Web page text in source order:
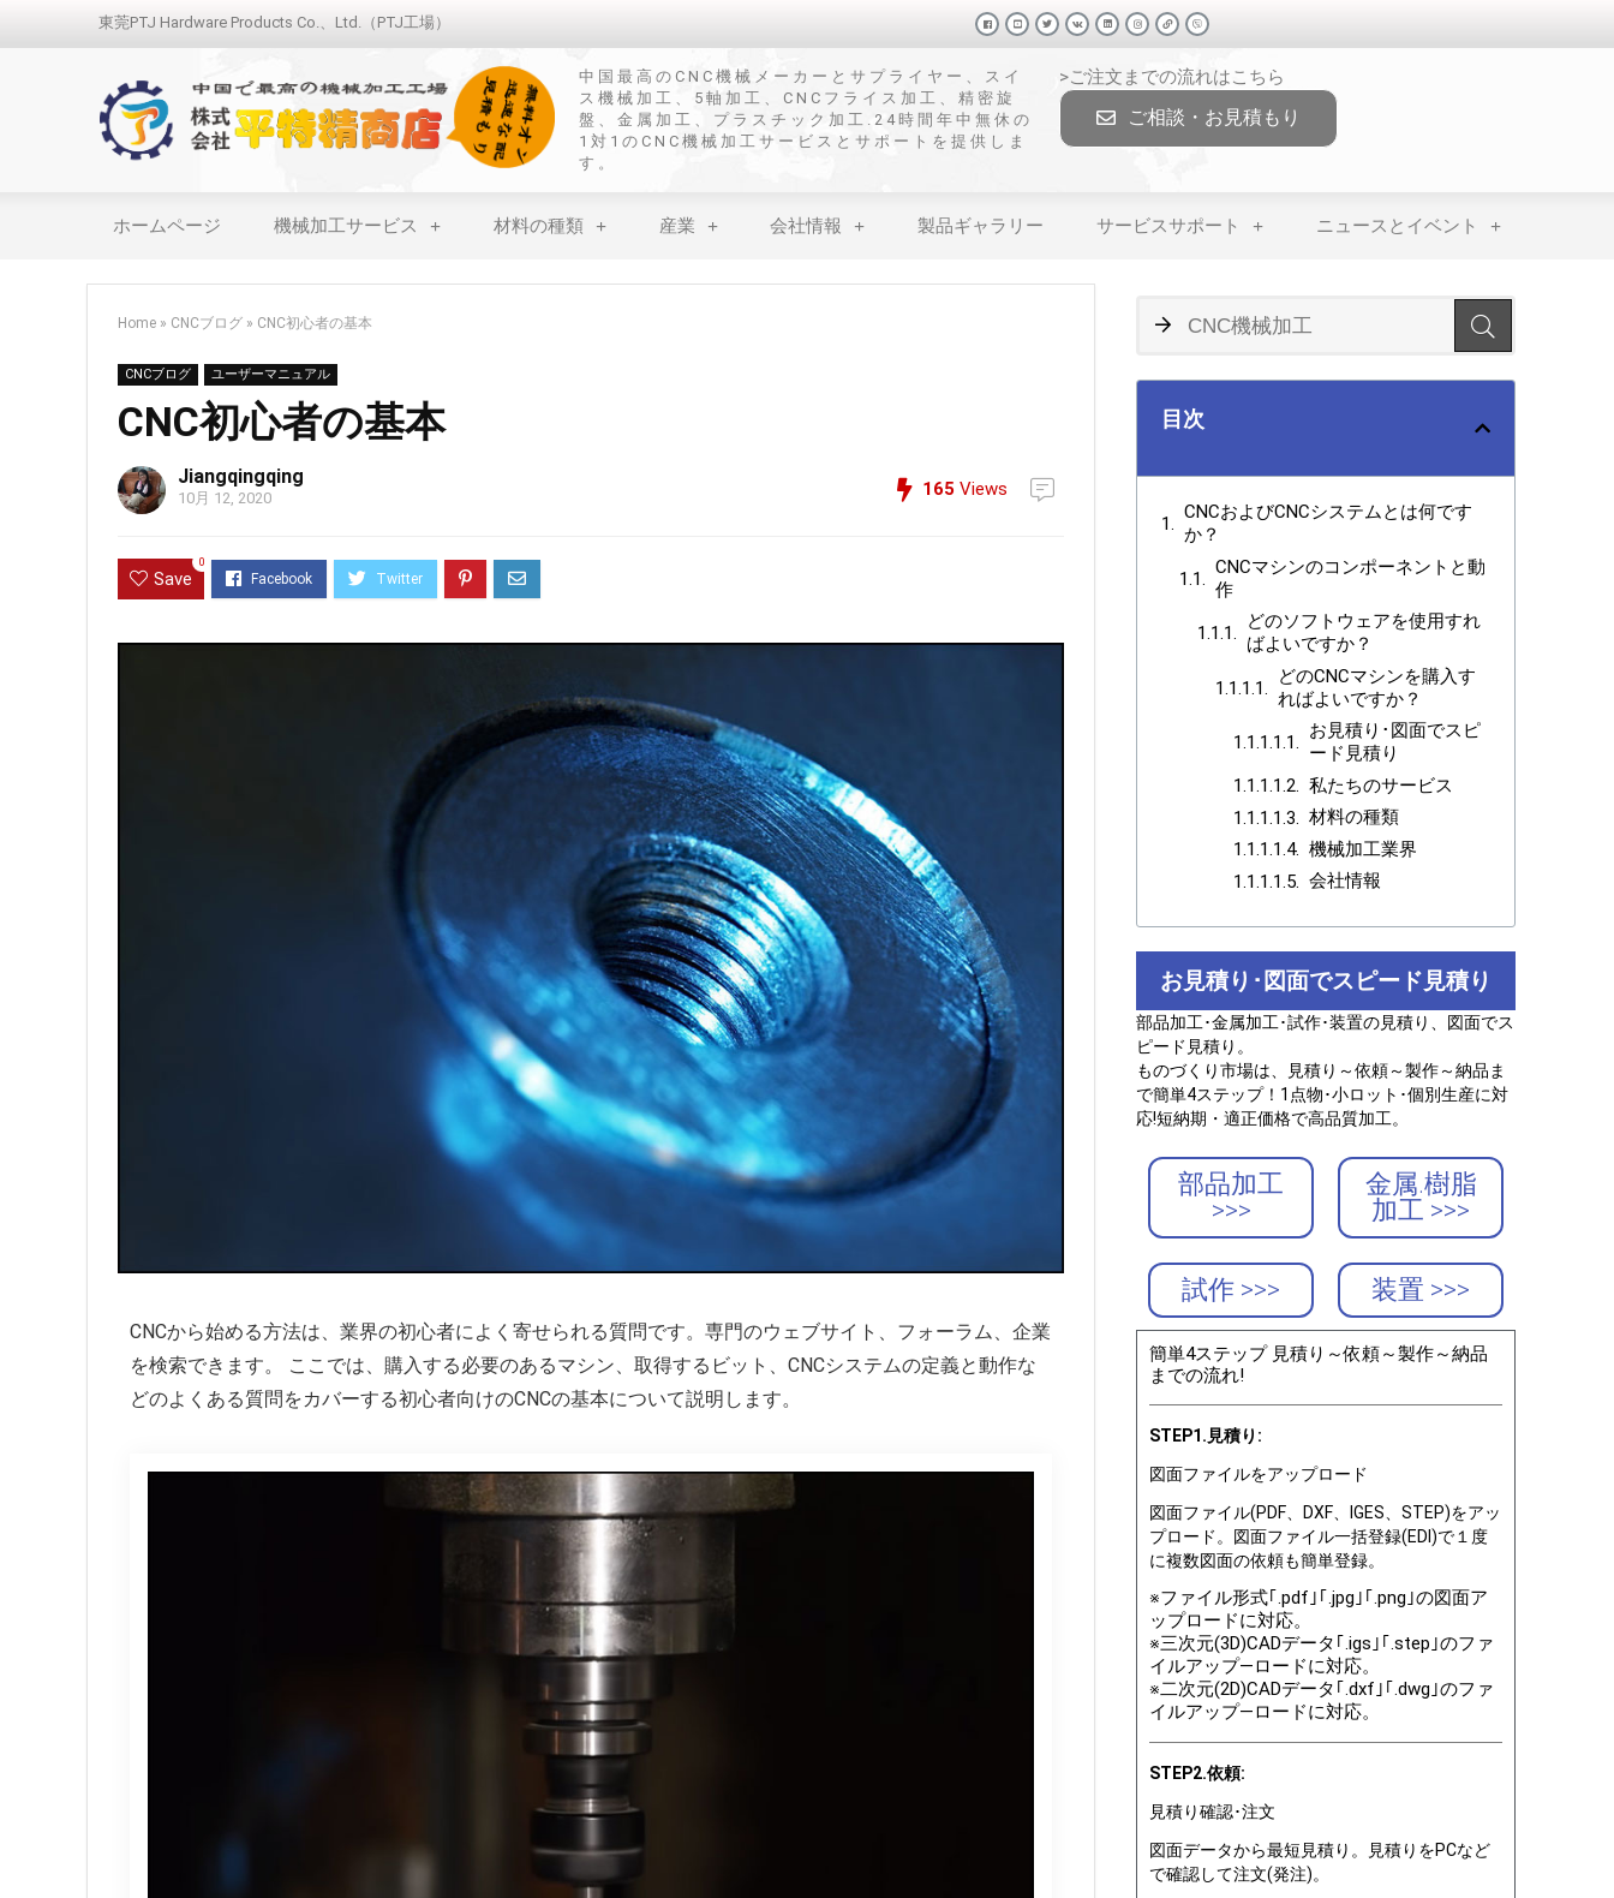
東莞PTJ Hardware Products Co.、Ltd.（PTJ工場）
中国最高のCNC機械メーカーとサプライヤー、スイ
ス機械加工、5軸加工、CNCフライス加工、精密旋
盤、金属加工、プラスチック加工.24時間年中無休の
1対1のCNC機械加工サービスとサポートを提供しま
す。
>ご注文までの流れはこちら
ご相談・お見積もり
ホームページ 機械加工サービス 材料の種類 産業 会社情報 製品ギャラリー サービスサポート ニュースとイベント
Home » CNCブログ » CNC初心者の基本
CNCブログ ユーザーマニュアル
CNC初心者の基本
Jiangqingqing
10月 12, 2020 165 Views
Save
0
CNCから始める方法は、業界の初心者によく寄せられる質問です。専門のウェブサイト、フォーラム、企業
を検索できます。 ここでは、購入する必要のあるマシン、取得するビット、CNCシステムの定義と動作な
どのよくある質問をカバーする初心者向けのCNCの基本について説明します。
目次
CNCおよびCNCシステムとは何です
か？
CNCマシンのコンポーネントと動
作
どのソフトウェアを使用すれ
ばよいですか？
どのCNCマシンを購入す
ればよいですか？
お見積り･図面でスピ
ード見積り
私たちのサービス
材料の種類
機械加工業界
会社情報
お見積り･図面でスピード見積り
部品加工･金属加工･試作･装置の見積り、図面でス
ピード見積り。
ものづくり市場は、見積り～依頼～製作～納品ま
で簡単4ステップ！1点物･小ロット･個別生産に対
応!短納期・適正価格で高品質加工。
部品加工
>>>
金属.樹脂
加工 >>>
試作 >>> 装置 >>>
簡単4ステップ 見積り～依頼～製作～納品
までの流れ!
STEP1.見積り:
図面ファイルをアップロード
図面ファイル(PDF、DXF、IGES、STEP)をアッ
プロード。図面ファイル一括登録(EDI)で１度
に複数図面の依頼も簡単登録。
※ファイル形式｢.pdf｣｢.jpg｣｢.png｣の図面ア
ップロードに対応。
※三次元(3D)CADデータ｢.igs｣｢.step｣のファ
イルアップ―ロードに対応。
※二次元(2D)CADデータ｢.dxf｣｢.dwg｣のファ
イルアップ―ロードに対応。
STEP2.依頼:
見積り確認･注文
図面データから最短見積り。見積りをPCなど
で確認して注文(発注)。